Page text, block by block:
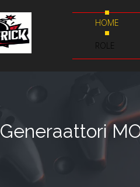
HOME
ROLE
Generaattori